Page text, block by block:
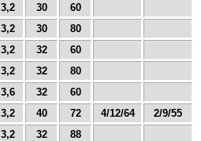
3,2 30
60
3,2 30
80
3,2 32
60
3,2 32
80
3,6 32
60
3,2 40 72 4/12/64
2/9/55
3,2 32
88